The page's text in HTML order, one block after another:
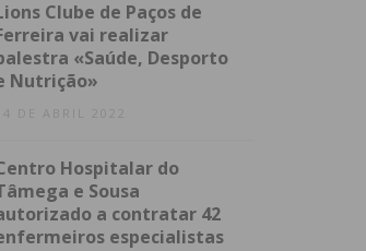
Clube de Paços de
vai realizar
«Saúde, Desporto
Nutrição»
14 DE ABRIL 2022
Hospitalar do
e Sousa
a contratar 42
especialistas